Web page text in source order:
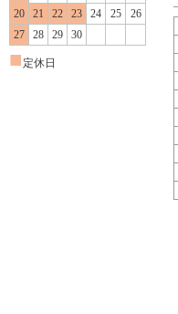
20
21 22 23 24 25
26
27
28 29 30
■ 定休日